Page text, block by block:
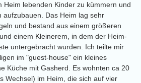
Heim lebenden Kinder zu kümmern und
aufzubauen. Das Heim lag sehr
und bestand aus einem größeren
einem Kleinerem, in dem der Heim-
untergebracht wurden. Ich teilte mir
im "guest-house" ein kleines
Küche mit Gasherd. Es wohnten ca 20
Wechsel) im Heim, die sich auf vier